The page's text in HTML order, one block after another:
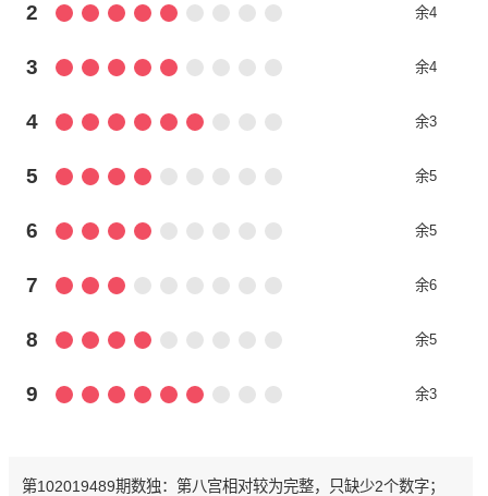
2 余4
3 余4
4 余3
5 余5
6 余5
7 余6
8 余5
9 余3
第102019489期数独：第八宫相对较为完整，只缺少2个数字；